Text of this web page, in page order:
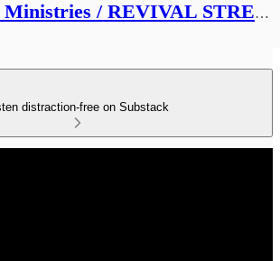
World Revival Ministries / REVIVAL STREAMS BROADCAST
distraction-free on Substack